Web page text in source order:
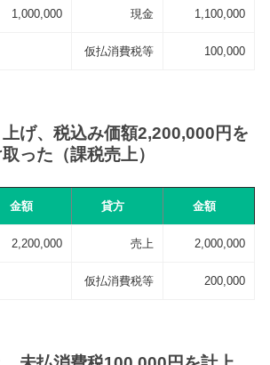
1,000,000 現金 1,100,000
仮払消費税等 100,000
げ、税込み価額2,200,000円を
った（課税売上）
金額 貸方 金額
2,200,000 売上 2,000,000
仮払消費税等 200,000